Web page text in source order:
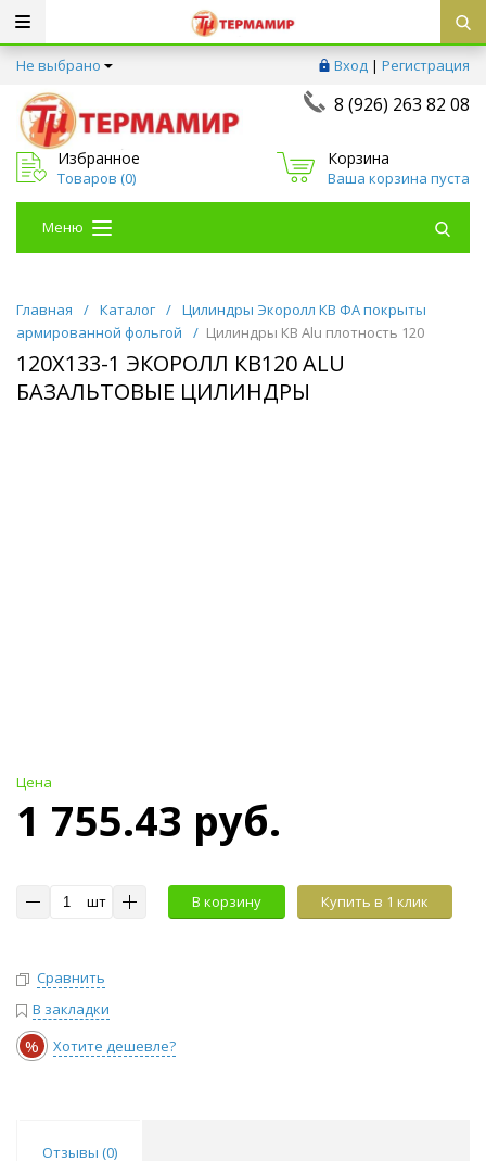
Не выбрано Вход | Регистрация
8 (926) 263 82 08
Избранное
Товаров (0)
Корзина
Ваша корзина пуста
Меню
Главная / Каталог / Цилиндры Экоролл КВ ФА покрыты
армированной фольгой
/ Цилиндры КВ Alu плотность 120
120Х133-1 ЭКОРОЛЛ КВ120 ALU
БАЗАЛЬТОВЫЕ ЦИЛИНДРЫ
Цена
1 755.43 руб.
шт В корзину Купить в 1 клик
Сравнить
В закладки
% Хотите дешевле?
Отзывы (0)